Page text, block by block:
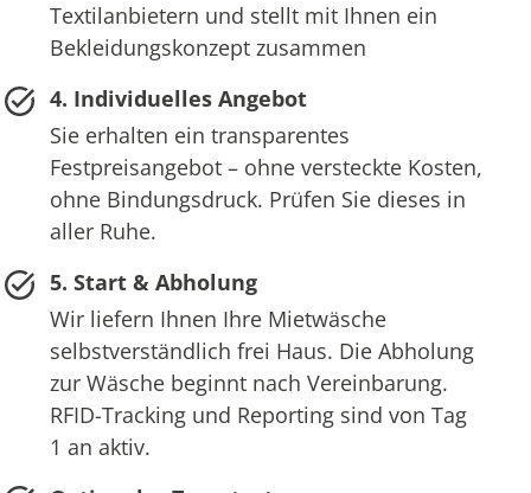
Textilanbietern und stellt mit Ihnen ein
Bekleidungskonzept zusammen
4. Individuelles Angebot
Sie erhalten ein transparentes
Festpreisangebot – ohne versteckte Kosten,
ohne Bindungsdruck. Prüfen Sie dieses in
aller Ruhe.
5. Start & Abholung
Wir liefern Ihnen Ihre Mietwäsche
selbstverständlich frei Haus. Die Abholung
zur Wäsche beginnt nach Vereinbarung.
RFID-Tracking und Reporting sind von Tag
1 an aktiv.